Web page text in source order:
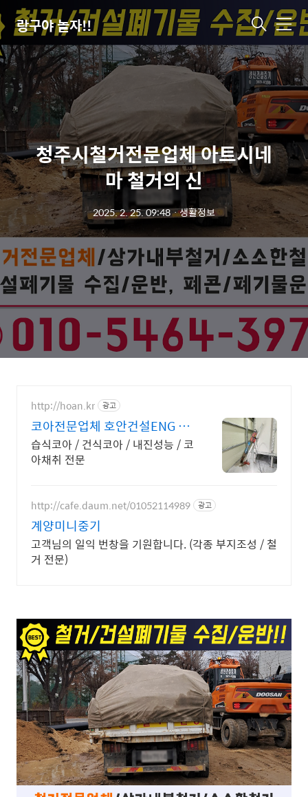
랑구야 놀자!! 메
뉴
청주시철거전문업체 아트시네
마 철거의 신
2025. 2. 25. 09:48ㆍ생활정보
http://hoan.kr 광고
코아전문업체 호안건설ENG 코
아/컷팅/전문
습식코아 / 건식코아 / 내진성능 / 코
아채취 전문
http://cafe.daum.net/01052114989 광고
계양미니중기
고객님의 일익 번창을 기원합니다. (각종 부지조성 / 철
거 전문)